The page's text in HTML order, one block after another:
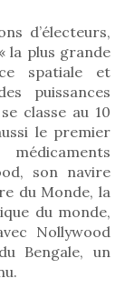
d’électeurs,
la plus grande
spatiale et
puissances
classe au 10
le premier
son navire
du Monde, la
du monde,
Nollywood
Bengale, un